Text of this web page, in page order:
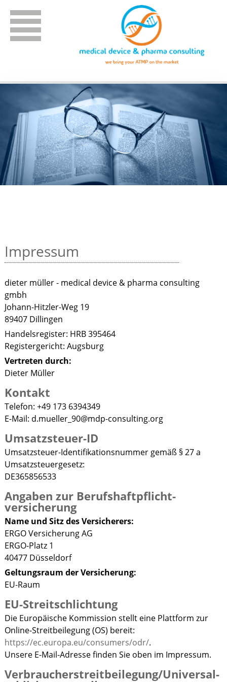
Impressum
dieter müller - medical device & pharma consulting
gmbh
Johann-Hitzler-Weg 19
89407 Dillingen
Handelsregister: HRB 395464
Registergericht: Augsburg
Vertreten durch:
Dieter Müller
Kontakt
Telefon: +49 173 6394349
E-Mail: d.mueller_90@mdp-consulting.org
Umsatzsteuer-ID
Umsatzsteuer-Identifikationsnummer gemäß § 27 a
Umsatzsteuergesetz:
DE365856533
Angaben zur Berufs­haftpflicht­
versicherung
Name und Sitz des Versicherers:
ERGO Versicherung AG
ERGO-Platz 1
40477 Düsseldorf
Geltungsraum der Versicherung:
EU-Raum
EU-Streitschlichtung
Die Europäische Kommission stellt eine Plattform zur
Online-Streitbeilegung (OS) bereit:
https://ec.europa.eu/consumers/odr/.
Unsere E-Mail-Adresse finden Sie oben im Impressum.
Verbraucher­streit­beilegung/Universal­